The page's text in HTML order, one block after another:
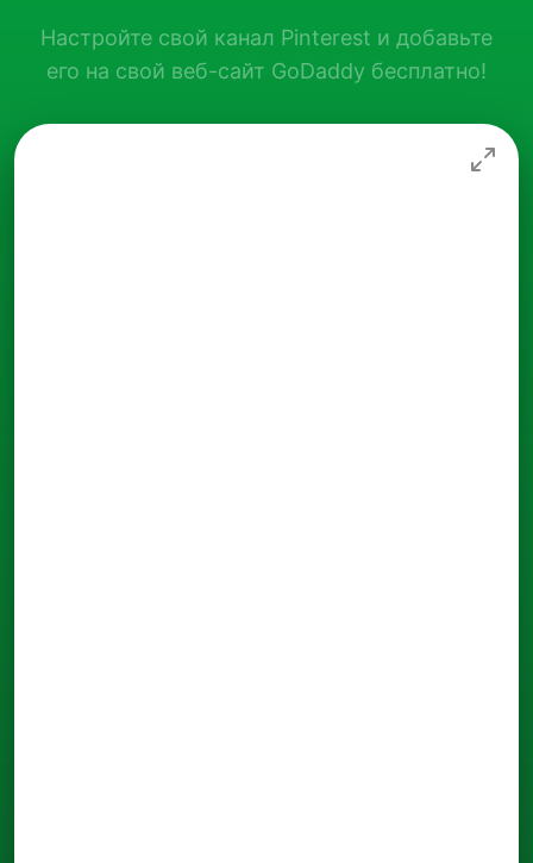
Настройте свой канал Pinterest и добавьте
его на свой веб-сайт GoDaddy бесплатно!